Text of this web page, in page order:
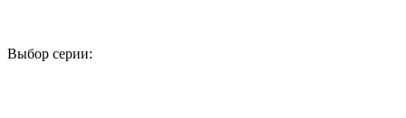
Выбор серии: